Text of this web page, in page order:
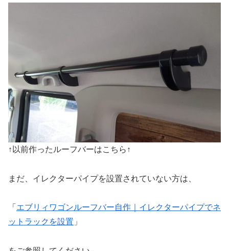
↑以前作ったルーフバーはこちら↑
まだ、イレクターパイプを設置されていない方は、
「 エブリィワゴンルーフバー自作｜イレクターパイプでネ
ットラックを設置 」